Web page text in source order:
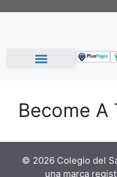
Become A
© 2026 Colegio del
una marca